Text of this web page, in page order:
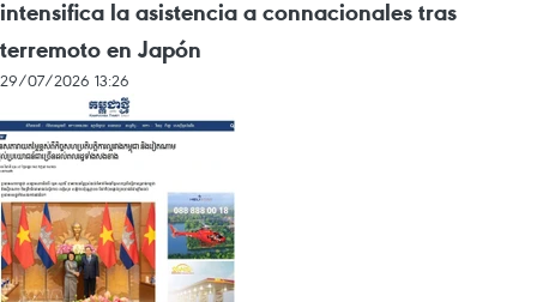
intensifica la asistencia a connacionales tras
terremoto en Japón
29/07/2026 13:26